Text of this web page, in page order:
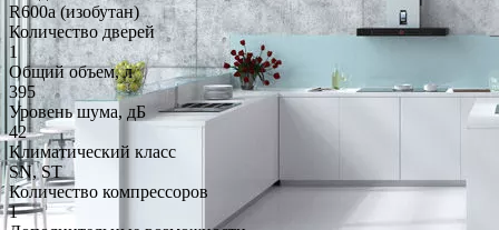
R600a (изобутан)
Количество дверей
1
Общий объем, л
395
Уровень шума, дБ
42
Климатический класс
SN, ST
Количество компрессоров
1